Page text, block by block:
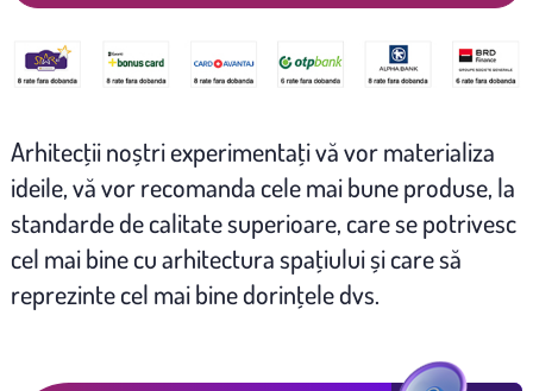
Arhitecţii noștri experimentaţi vă vor materializa
ideile, vă vor recomanda cele mai bune produse, la
standarde de calitate superioare, care se potrivesc
cel mai bine cu arhitectura spaţiului și care să
reprezinte cel mai bine dorinţele dvs.